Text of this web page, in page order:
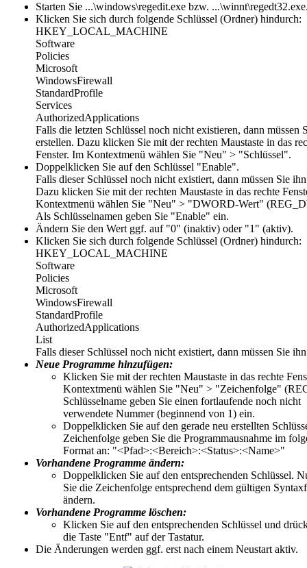
Starten Sie ...\windows\regedit.exe bzw.
Klicken Sie sich durch folgende Schlüssel (Ordner) hindurch:
HKEY_LOCAL_MACHINE
Software
Policies
Microsoft
WindowsFirewall
StandardProfile
Services
AuthorizedApplications
Falls die letzten Schlüssel noch nicht existieren, dann müssen
erstellen. Dazu klicken Sie mit der rechten Maustaste in das
Fenster. Im Kontextmenü wählen Sie "Neu" > "Schlüssel".
Doppelklicken Sie auf den Schlüssel "Enable".
Falls dieser Schlüssel noch nicht existiert, dann müssen Sie
Dazu klicken Sie mit der rechten Maustaste in das rechte
Kontextmenü wählen Sie "Neu" > "DWORD-Wert"
Als Schlüsselnamen geben Sie "Enable" ein.
Ändern Sie den Wert ggf. auf "0" (inaktiv) oder "1 " (aktiv).
Klicken Sie sich durch folgende Schlüssel (Ordner) hindurch:
HKEY_LOCAL_MACHINE
Software
Policies
Microsoft
WindowsFirewall
StandardProfile
AuthorizedApplications
List
Falls dieser Schlüssel noch nicht existiert, dann müssen Sie
Neue Programme hinzufügen:
Klicken Sie mit der rechten Maustaste in das rechte
Kontextmenü wählen Sie "Neu" > "Zeichenfolge"
Schlüsselname geben Sie einen fortlaufende noch nicht
verwendete Nummer (beginnend von 1) ein.
Doppelklicken Sie auf den gerade neu erstellten
Zeichenfolge geben Sie die Programmausnahme im
Format an: "<Pfad>:<Bereich>:<Status>:<Name>"
Vorhandene Programme ändern:
Doppelklicken Sie auf den entsprechenden Schlüssel.
Sie die Zeichenfolge entsprechend dem gültigen
ändern.
Vorhandene Programme löschen:
Klicken Sie auf den entsprechenden Schlüssel und
die Taste "Entf" auf der Tastatur.
Die Änderungen werden ggf. erst nach einem Neustart aktiv.